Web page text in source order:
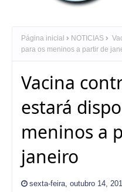
Página inicial NOTICIAS
para os meninos a partir de
Vacina
estará
meninos a
janeiro
sexta-feira, outubro 14,